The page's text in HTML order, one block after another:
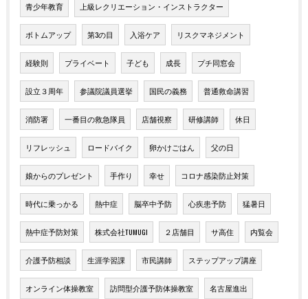
青少年教育 上級レクリエーション・インストラクター
ボトムアップ 第3の目 入浴ケア リスクマネジメント
経験則 プライベート 子ども 成長 プチ同窓会
設立３周年 参議院議員選挙 国民の義務 普通救命講習
消防署 一番目の救急隊員 店舗視察 研修講師 休日
リフレッシュ ロードバイク 卵かけごはん 父の日
娘からのプレゼント 手作り 幸せ コロナ感染防止対策
時代に乗っかる 熱中症 脳卒中予防 心疾患予防 猛暑日
熱中症予防対策 株式会社TUMUGI ２店舗目 サ高住 内覧会
介護予防相談 生涯学習課 市民講師 ステップアップ講座
オンライン体操教室 訪問型介護予防体操教室 名古屋進出